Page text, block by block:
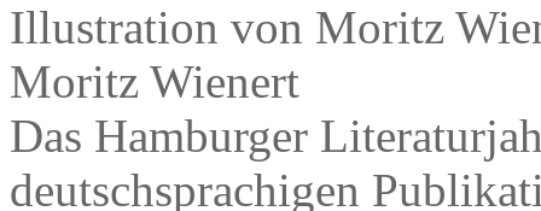
Illustration von Moritz
Moritz Wienert
Das Hamburger
deutschsprachigen